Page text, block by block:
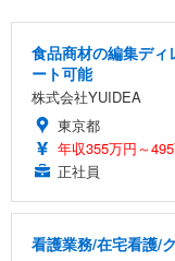
食品商材の編集デ
ート可能
株式会社YUIDEA
東京都
年収355万円～
正社員
看護業務/在宅看護/